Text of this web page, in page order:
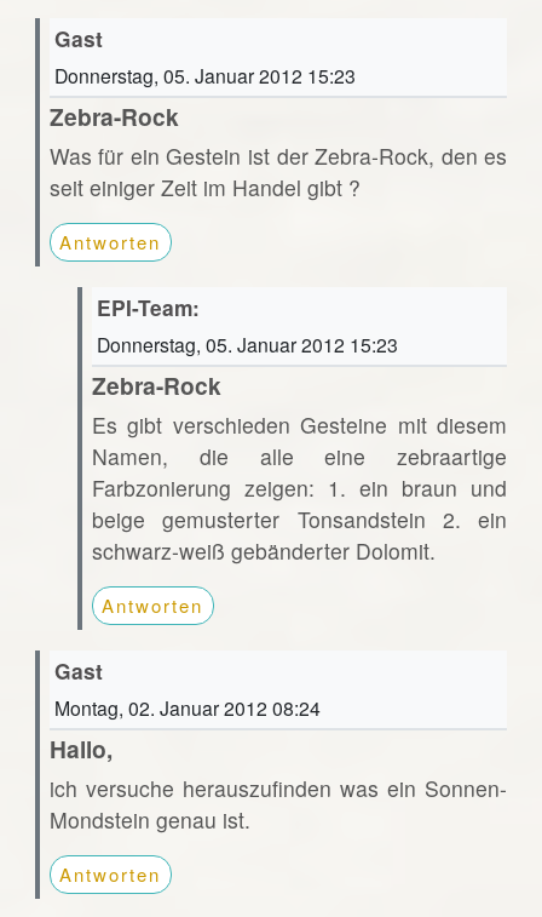
Gast
Donnerstag, 05. Januar 2012 15:23
Zebra-Rock
Was für ein Gestein ist der Zebra-Rock, den es
seit einiger Zeit im Handel gibt ?
Antworten
EPI-Team:
Donnerstag, 05. Januar 2012 15:23
Zebra-Rock
Es gibt verschieden Gesteine mit diesem
Namen, die alle eine zebraartige
Farbzonierung zeigen: 1. ein braun und
beige gemusterter Tonsandstein 2. ein
schwarz-weiß gebänderter Dolomit.
Antworten
Gast
Montag, 02. Januar 2012 08:24
Hallo,
ich versuche herauszufinden was ein Sonnen-
Mondstein genau ist.
Antworten